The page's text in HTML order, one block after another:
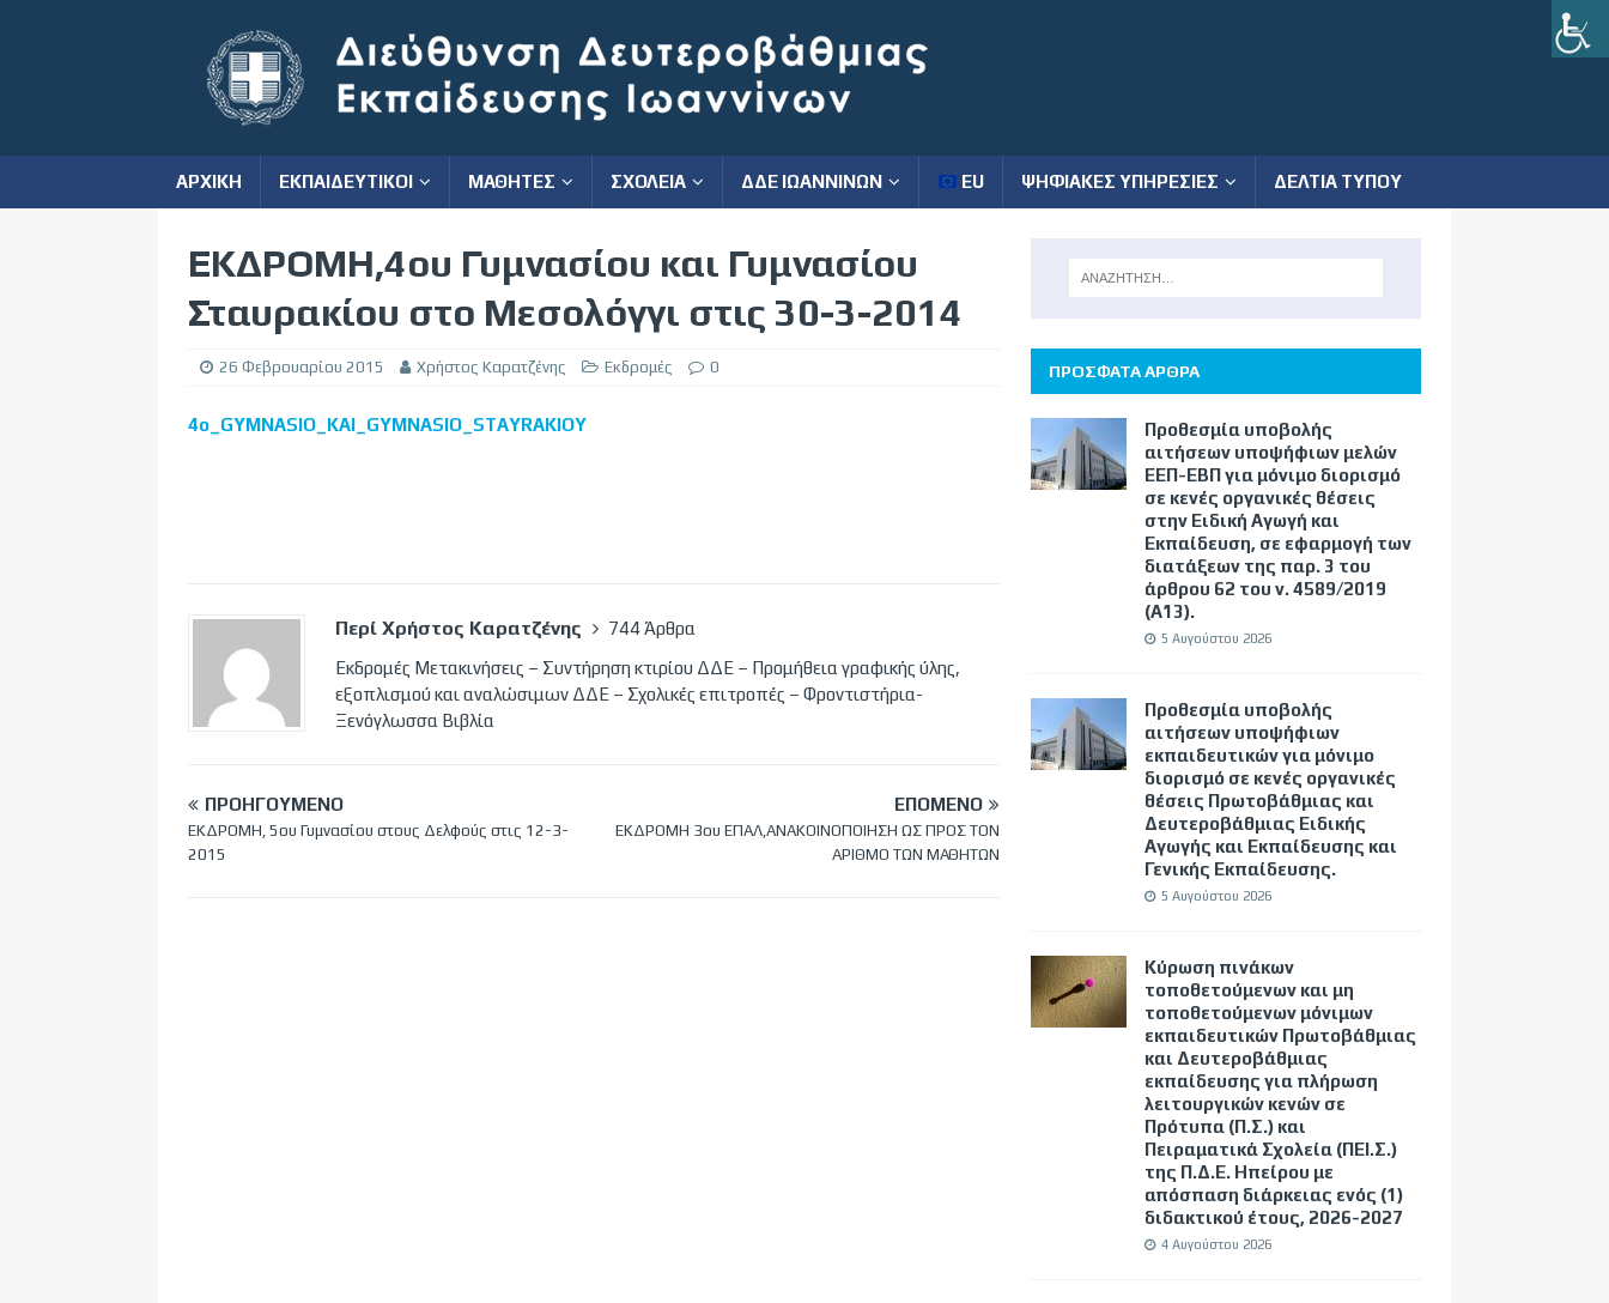
ΑΡΧΙΚΗ ΕΚΠΑΙΔΕΥΤΙΚΟΙ ΜΑΘΗΤΕΣ ΣΧΟΛΕΙΑ ΔΔΕ ΙΩΑΝΝΙΝΩΝ EU ΨΗΦΙΑΚΕΣ ΥΠΗΡΕΣΙΕΣ ΔΕΛΤΙΑ ΤΥΠΟΥ
ΕΚΔΡΟΜΗ,4ου Γυμνασίου και Γυμνασίου
Σταυρακίου στο Μεσολόγγι στις 30-3-2014
26 Φεβρουαρίου 2015 Χρήστος Καρατζένης Εκδρομές 0
4o_GYMNASIO_KAI_GYMNASIO_STAYRAKIOY
Περί Χρήστος Καρατζένης
744 Άρθρα
Εκδρομές Μετακινήσεις – Συντήρηση κτιρίου ΔΔΕ – Προμήθεια γραφικής ύλης,
εξοπλισμού και αναλώσιμων ΔΔΕ – Σχολικές επιτροπές – Φροντιστήρια-
Ξενόγλωσσα Βιβλία
ΠΡΟΗΓΟΎΜΕΝΟ
ΕΚΔΡΟΜΗ, 5ου Γυμνασίου στους Δελφούς στις 12-3-
2015
ΕΠΌΜΕΝΟ
ΕΚΔΡΟΜΗ 3ου ΕΠΑΛ,ΑΝΑΚΟΙΝΟΠΟΙΗΣΗ ΩΣ ΠΡΟΣ ΤΟΝ
ΑΡΙΘΜΟ ΤΩΝ ΜΑΘΗΤΩΝ
ΠΡΟΣΦΑΤΑ ΑΡΘΡΑ
Προθεσμία υποβολής
αιτήσεων υποψήφιων μελών
ΕΕΠ-ΕΒΠ για μόνιμο διορισμό
σε κενές οργανικές θέσεις
στην Ειδική Αγωγή και
Εκπαίδευση, σε εφαρμογή των
διατάξεων της παρ. 3 του
άρθρου 62 του ν. 4589/2019
(Α΄13).
5 Αυγούστου 2026
Προθεσμία υποβολής
αιτήσεων υποψήφιων
εκπαιδευτικών για μόνιμο
διορισμό σε κενές οργανικές
θέσεις Πρωτοβάθμιας και
Δευτεροβάθμιας Ειδικής
Αγωγής και Εκπαίδευσης και
Γενικής Εκπαίδευσης.
5 Αυγούστου 2026
Κύρωση πινάκων
τοποθετούμενων και μη
τοποθετούμενων μόνιμων
εκπαιδευτικών Πρωτοβάθμιας
και Δευτεροβάθμιας
εκπαίδευσης για πλήρωση
λειτουργικών κενών σε
Πρότυπα (Π.Σ.) και
Πειραματικά Σχολεία (ΠΕΙ.Σ.)
της Π.Δ.Ε. Ηπείρου με
απόσπαση διάρκειας ενός (1)
διδακτικού έτους, 2026-2027
4 Αυγούστου 2026